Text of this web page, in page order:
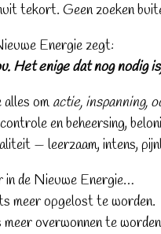
tekort. Geen zoeken
Energie zegt:
Het enige dat nog nodig
alles om actie, inspanning,
en beheersing,
— leerzaam, intens,
in de Nieuwe Energie…
meer opgelost te worden.
overwonnen te